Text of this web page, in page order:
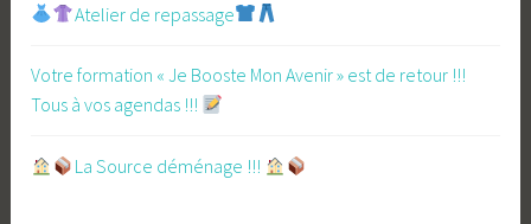
Atelier de repassage​
Votre formation « Je Booste Mon Avenir » est de retour !!!
Tous à vos agendas !!!
​La Source déménage !!!